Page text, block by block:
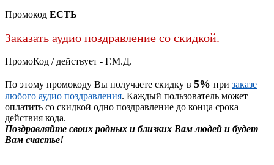
Промокод ЕСТЬ
Заказать аудио поздравление со скидкой.
ПромоКод / действует - Г.М.Д.
По этому промокоду Вы получаете скидку в 5% при заказе
любого аудио поздравления. Каждый пользователь может
оплатить со скидкой одно поздравление до конца срока
действия кода.
Поздравляйте своих родных и близких Вам людей и будет
Вам счастье!